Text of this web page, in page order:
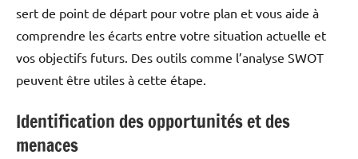
sert de point de départ pour votre plan et vous aide à
comprendre les écarts entre votre situation actuelle et
vos objectifs futurs. Des outils comme l’analyse SWOT
peuvent être utiles à cette étape.
Identification des opportunités et des
menaces